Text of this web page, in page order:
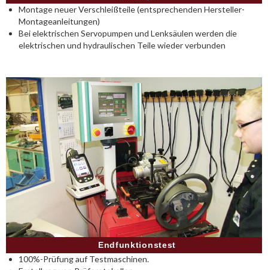
Montage neuer Verschleißteile (entsprechenden Hersteller-
Montageanleitungen)
Bei elektrischen Servopumpen und Lenksäulen werden die
elektrischen und hydraulischen Teile wieder verbunden
Endfunktionstest
100%-Prüfung auf Testmaschinen.